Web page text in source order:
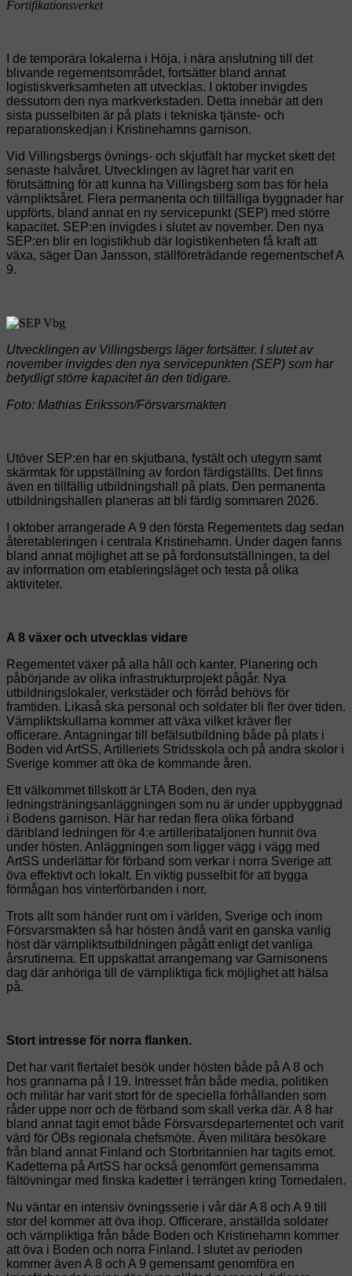
Fortifikationsverket
I de temporära lokalerna i Höja, i nära anslutning till det
blivande regementsområdet, fortsätter bland annat
logistiskverksamheten att utvecklas. I oktober invigdes
dessutom den nya markverkstaden. Detta innebär att den
sista pusselbiten är på plats i tekniska tjänste- och
reparationskedjan i Kristinehamns garnison.
Vid Villingsbergs övnings- och skjutfält har mycket skett det
senaste halvåret. Utvecklingen av lägret har varit en
förutsättning för att kunna ha Villingsberg som bas för hela
värnpliktsåret. Flera permanenta och tillfälliga byggnader har
uppförts, bland annat en ny servicepunkt (SEP) med större
kapacitet. SEP:en invigdes i slutet av november. Den nya
SEP:en blir en logistikhub där logistikenheten få kraft att
växa, säger Dan Jansson, ställföreträdande regementschef A
9.
Utvecklingen av Villingsbergs läger fortsätter. I slutet av
november invigdes den nya servicepunkten (SEP) som har
betydligt större kapacitet än den tidigare.
Foto: Mathias Eriksson/Försvarsmakten
Utöver SEP:en har en skjutbana, fystält och utegym samt
skärmtak för uppställning av fordon färdigställts. Det finns
även en tillfällig utbildningshall på plats. Den permanenta
utbildningshallen planeras att bli färdig sommaren 2026.
I oktober arrangerade A 9 den första Regementets dag sedan
återetableringen i centrala Kristinehamn. ​Under dagen fanns
bland annat möjlighet att se på fordonsutställningen, ta del
av information om etableringsläget och testa på olika
aktiviteter.
A 8 växer och utvecklas vidare
Regementet växer på alla håll och kanter. Planering och
påbörjande av olika infrastrukturprojekt pågår. Nya
utbildningslokaler, verkstäder och förråd behövs för
framtiden. Likaså ska personal och soldater bli fler över tiden.
Värnpliktskullarna kommer att växa vilket kräver fler
officerare. Antagningar till befälsutbildning både på plats i
Boden vid ArtSS, Artilleriets Stridsskola och på andra skolor i
Sverige kommer att öka de kommande åren.
Ett välkommet tillskott är LTA Boden, den nya
ledningsträningsanläggningen som nu är under uppbyggnad
i Bodens garnison. Här har redan flera olika förband
däribland ledningen för 4:e artilleribataljonen hunnit öva
under hösten. Anläggningen som ligger vägg i vägg med
ArtSS underlättar för förband som verkar i norra Sverige att
öva effektivt och lokalt. En viktig pusselbit för att bygga
förmågan hos vinterförbanden i norr.
Trots allt som händer runt om i världen, Sverige och inom
Försvarsmakten så har hösten ändå varit en ganska vanlig
höst där värnpliktsutbildningen pågått enligt det vanliga
årsrutinerna. Ett uppskattat arrangemang var Garnisonens
dag där anhöriga till de värnpliktiga fick möjlighet att hälsa
på.
Stort intresse för norra flanken.
Det har varit flertalet besök under hösten både på A 8 och
hos grannarna på I 19. Intresset från både media, politiken
och militär har varit stort för de speciella förhållanden som
råder uppe norr och de förband som skall verka där. A 8 har
bland annat tagit emot både Försvarsdepartementet och varit
värd för ÖBs regionala chefsmöte. Även militära besökare
från bland annat Finland och Storbritannien har tagits emot.
Kadetterna på ArtSS har också genomfört gemensamma
fältövningar med finska kadetter i terrängen kring Tornedalen.
Nu väntar en intensiv övningsserie i vår där A 8 och A 9 till
stor del kommer att öva ihop. Officerare, anställda soldater
och värnpliktiga från både Boden och Kristinehamn kommer
att öva i Boden och norra Finland. I slutet av perioden
kommer även A 8 och A 9 gemensamt genomföra en